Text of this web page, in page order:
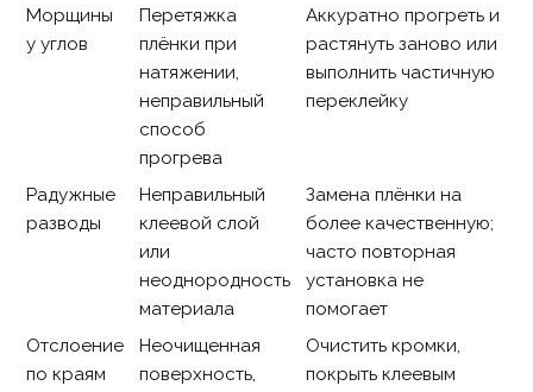
Морщины
у углов
Перетяжка
плёнки при
натяжении,
неправильный
способ
прогрева
Аккуратно прогреть и
растянуть заново или
выполнить частичную
переклейку
Радужные
разводы
Неправильный
клеевой слой
или
неоднородность
материала
Замена плёнки на
более качественную;
часто повторная
установка не
помогает
Отслоение
по краям
Неочищенная
поверхность,
Очистить кромки,
покрыть клеевым